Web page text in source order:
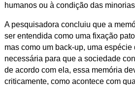
humanos ou à condição das
A pesquisadora concluiu que a
ser entendida como uma fixação
mas como um back-up, uma espécie
necessária para que a sociedade
de acordo com ela, essa memória
criticamente, como acontece com